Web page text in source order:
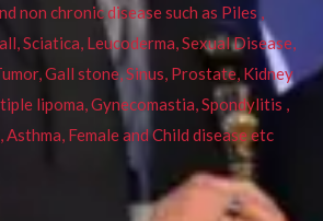
non chronic disease such as Piles ,
Sciatica, Leucoderma, Sexual Disease,
Gall stone, Sinus, Prostate, Kidney
lipoma, Gynecomastia, Spondylitis ,
Female and Child disease etc